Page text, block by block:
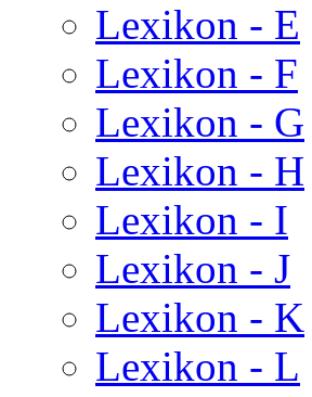
Lexikon - E
Lexikon - F
Lexikon - G
Lexikon - H
Lexikon - I
Lexikon - J
Lexikon - K
Lexikon - L